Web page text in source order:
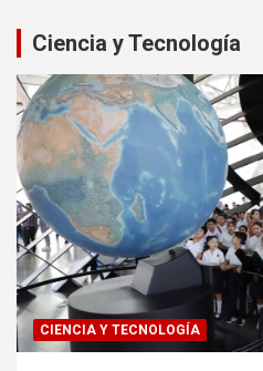
Ciencia y Tecnología
CIENCIA Y TECNOLOGÍA